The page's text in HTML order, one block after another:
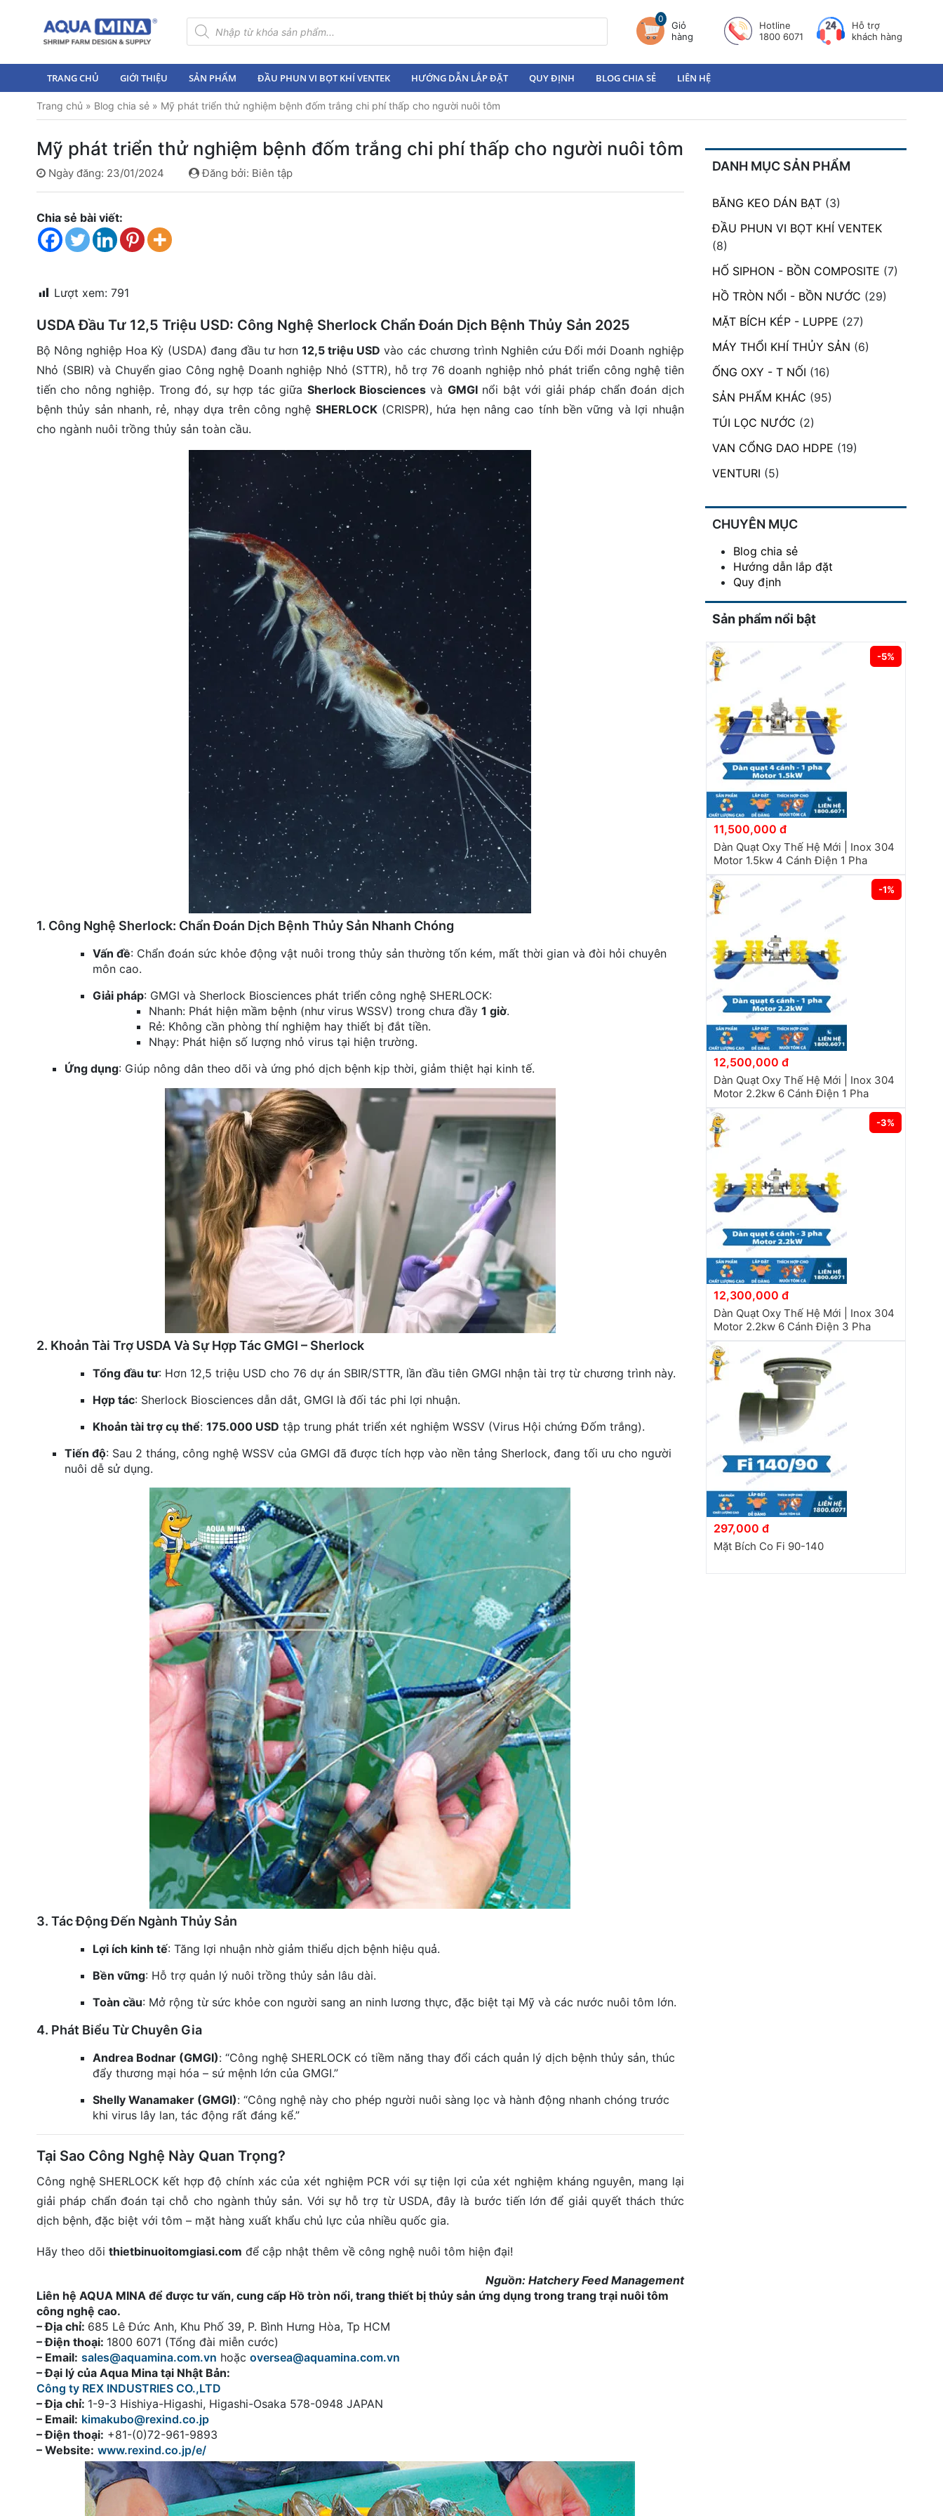
Tìm
kiếm
sản
0
Giỏ
hàng
Hotline
1800 6071
Hỗ trợ
khách hàng
TRANG CHỦ GIỚI THIỆU SẢN PHẨM ĐẦU PHUN VI BỌT KHÍ VENTEK HƯỚNG DẪN LẮP ĐẶT QUY ĐỊNH BLOG CHIA SẺ LIÊN HỆ
Trang chủ » Blog chia sẻ » Mỹ phát triển thử nghiệm bệnh đốm trắng chi phí thấp cho người nuôi tôm
Mỹ phát triển thử nghiệm bệnh đốm trắng chi phí thấp cho người nuôi tôm
Ngày đăng: 23/01/2024 Đăng bởi: Biên tập
Chia sẻ bài viết:
Lượt xem: 791
USDA Đầu Tư 12,5 Triệu USD: Công Nghệ Sherlock Chẩn Đoán Dịch Bệnh Thủy Sản 2025
Bộ Nông nghiệp Hoa Kỳ (USDA) đang đầu tư hơn12,5 triệu USD vào các chương trình Nghiên cứu Đổi mới Doanh nghiệp
Nhỏ (SBIR) và Chuyển giao Công nghệ Doanh nghiệp Nhỏ (STTR), hỗ trợ 76 doanh nghiệp nhỏ phát triển công nghệ tiên
tiến cho nông nghiệp. Trong đó, sự hợp tác giữa Sherlock Biosciencesvà GMGInổi bật với giải pháp chẩn đoán dịch
bệnh thủy sản nhanh, rẻ, nhạy dựa trên công nghệ SHERLOCK(CRISPR), hứa hẹn nâng cao tính bền vững và lợi nhuận
cho ngành nuôi trồng thủy sản toàn cầu.
1. Công Nghệ Sherlock: Chẩn Đoán Dịch Bệnh Thủy Sản Nhanh Chóng
Vấn đề: Chẩn đoán sức khỏe động vật nuôi trong thủy sản thường tốn kém, mất thời gian và đòi hỏi chuyên
môn cao.
Giải pháp: GMGI và Sherlock Biosciences phát triển công nghệ SHERLOCK:
Nhanh: Phát hiện mầm bệnh (như virus WSSV) trong chưa đầy 1 giờ.
Rẻ: Không cần phòng thí nghiệm hay thiết bị đắt tiền.
Nhạy: Phát hiện số lượng nhỏ virus tại hiện trường.
Ứng dụng: Giúp nông dân theo dõi và ứng phó dịch bệnh kịp thời, giảm thiệt hại kinh tế.
2. Khoản Tài Trợ USDA Và Sự Hợp Tác GMGI – Sherlock
Tổng đầu tư: Hơn 12,5 triệu USD cho 76 dự án SBIR/STTR, lần đầu tiên GMGI nhận tài trợ từ chương trình này.
Hợp tác: Sherlock Biosciences dẫn dắt, GMGI là đối tác phi lợi nhuận.
Khoản tài trợ cụ thể: 175.000 USD tập trung phát triển xét nghiệm WSSV (Virus Hội chứng Đốm trắng).
Tiến độ: Sau 2 tháng, công nghệ WSSV của GMGI đã được tích hợp vào nền tảng Sherlock, đang tối ưu cho người
nuôi dễ sử dụng.
3. Tác Động Đến Ngành Thủy Sản
Lợi ích kinh tế: Tăng lợi nhuận nhờ giảm thiểu dịch bệnh hiệu quả.
Bền vững: Hỗ trợ quản lý nuôi trồng thủy sản lâu dài.
Toàn cầu: Mở rộng từ sức khỏe con người sang an ninh lương thực, đặc biệt tại Mỹ và các nước nuôi tôm lớn.
4. Phát Biểu Từ Chuyên Gia
Andrea Bodnar (GMGI): “Công nghệ SHERLOCK có tiềm năng thay đổi cách quản lý dịch bệnh thủy sản, thúc
đẩy thương mại hóa – sứ mệnh lớn của GMGI.”
Shelly Wanamaker (GMGI): “Công nghệ này cho phép người nuôi sàng lọc và hành động nhanh chóng trước
khi virus lây lan, tác động rất đáng kể.”
Tại Sao Công Nghệ Này Quan Trọng?
Công nghệ SHERLOCK kết hợp độ chính xác của xét nghiệm PCR với sự tiện lợi của xét nghiệm kháng nguyên, mang lại
giải pháp chẩn đoán tại chỗ cho ngành thủy sản. Với sự hỗ trợ từ USDA, đây là bước tiến lớn để giải quyết thách thức
dịch bệnh, đặc biệt với tôm – mặt hàng xuất khẩu chủ lực của nhiều quốc gia.
Hãy theo dõi thietbinuoitomgiasi.com để cập nhật thêm về công nghệ nuôi tôm hiện đại!
Nguồn: Hatchery Feed Management
Liên hệ AQUA MINA để được tư vấn, cung cấp Hồ tròn nổi, trang thiết bị thủy sản ứng dụng trong trang trại nuôi tôm
công nghệ cao.
– Địa chỉ: 685 Lê Đức Anh, Khu Phố 39, P. Bình Hưng Hòa, Tp HCM
– Điện thoại: 1800 6071 (Tổng đài miễn cước)
– Email: sales@aquamina.com.vn hoặc oversea@aquamina.com.vn
– Đại lý của Aqua Mina tại Nhật Bản:
Công ty REX INDUSTRIES CO.,LTD
– Địa chỉ: 1-9-3 Hishiya-Higashi, Higashi-Osaka 578-0948 JAPAN
– Email: kimakubo@rexind.co.jp
– Điện thoại: +81-(0)72-961-9893
– Website: www.rexind.co.jp/e/
DANH MỤC SẢN PHẨM
BĂNG KEO DÁN BẠT (3)
ĐẦU PHUN VI BỌT KHÍ VENTEK
(8)
HỐ SIPHON - BỒN COMPOSITE (7)
HỒ TRÒN NỔI - BỒN NƯỚC (29)
MẶT BÍCH KÉP - LUPPE (27)
MÁY THỔI KHÍ THỦY SẢN (6)
ỐNG OXY - T NỐI (16)
SẢN PHẨM KHÁC (95)
TÚI LỌC NƯỚC (2)
VAN CỔNG DAO HDPE (19)
VENTURI (5)
CHUYÊN MỤC
Blog chia sẻ
Hướng dẫn lắp đặt
Quy định
Sản phẩm nổi bật
-5%
11,500,000 đ
Dàn Quạt Oxy Thế Hệ Mới | Inox 304
Motor 1.5kw 4 Cánh Điện 1 Pha
-1%
12,500,000 đ
Dàn Quạt Oxy Thế Hệ Mới | Inox 304
Motor 2.2kw 6 Cánh Điện 1 Pha
-3%
12,300,000 đ
Dàn Quạt Oxy Thế Hệ Mới | Inox 304
Motor 2.2kw 6 Cánh Điện 3 Pha
297,000 đ
Mặt Bích Co Fi 90-140